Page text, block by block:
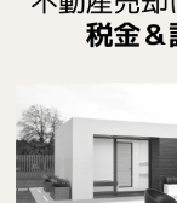
早く
売りたい